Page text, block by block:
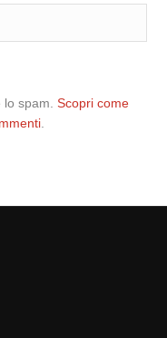
lo spam.Scopri come